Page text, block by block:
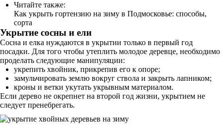
Читайте также:
Как укрыть гортензию на зиму в Подмосковье: способы,
сорта
Укрытие сосны и ели
Сосна и елка нуждаются в укрытии только в первый год
посадки. Для того чтобы утеплить молодое деревце, необходимо
проделать следующие манипуляции:
укрепить хвойник, прикрепив его к опоре;
замульчировать землю вокруг ствола и закрыть лапником;
кроны и ветки укутать укрывным материалом.
Если дерево не окрепнет на второй год жизни, укрытием не
следует пренебрегать.